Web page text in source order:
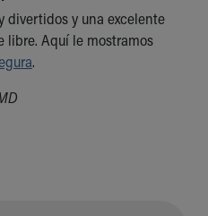
divertidos y una excelente
libre. Aquí le mostramos
.